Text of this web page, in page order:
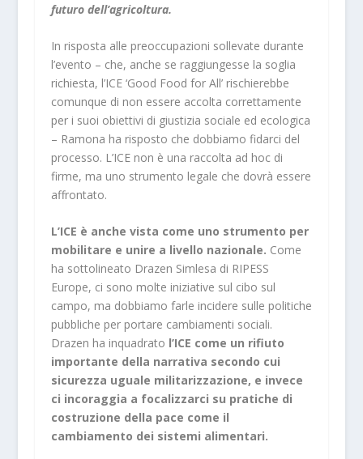
futuro dell’agricoltura.
In risposta alle preoccupazioni sollevate durante
l’evento – che, anche se raggiungesse la soglia
richiesta, l’ICE ‘Good Food for All’ rischierebbe
comunque di non essere accolta correttamente
per i suoi obiettivi di giustizia sociale ed ecologica
– Ramona ha risposto che dobbiamo fidarci del
processo. L’ICE non è una raccolta ad hoc di
firme, ma uno strumento legale che dovrà essere
affrontato.
L’ICE è anche vista come uno strumento per
mobilitare e unire a livello nazionale. Come
ha sottolineato Drazen Simlesa di RIPESS
Europe, ci sono molte iniziative sul cibo sul
campo, ma dobbiamo farle incidere sulle politiche
pubbliche per portare cambiamenti sociali.
Drazen ha inquadrato l’ICE come un rifiuto
importante della narrativa secondo cui
sicurezza uguale militarizzazione, e invece
ci incoraggia a focalizzarci su pratiche di
costruzione della pace come il
cambiamento dei sistemi alimentari.